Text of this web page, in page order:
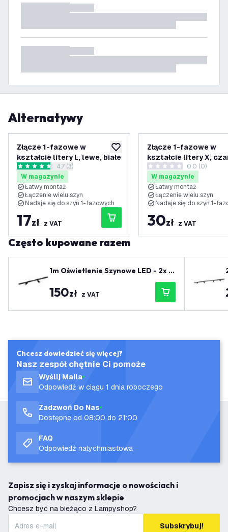
Alternatywy
dodaj do listy życzeń
Złącze 1-fazowe w
kształcie litery L, lewe, białe
otwórz panel recenzji
4.7 Gwiazdki oceny
4.7 (3)
W magazynie
Łatwy montaż
Łączenie wielu szyn
Nadaje się do szyn 1-fazowych
17zł z VAT
Złącze 1-fazowe w
kształcie litery X,
0 Gwiazdki oceny
0.0 (0)
W magazynie
Łatwy montaż
Łączenie wielu szyn
Nadaje się do szyn 1-
30zł z VAT
Często kupowane razem
1m Oświetlenie Szynowe LED - 2x R
eflektor Szynowy - Możliwość Przyc
iemniania - System Szynowy 1-fazo
150zł z VAT
Chcesz dowiedzieć się więcej?
Nasz zespół chętnie Ci pomoże
Wyślij Maila
Odpowiedź w ciągu 1 dnia roboczego
Zadzwoń Do Nas
Dostępne od 08:00 do 21:00
FAQ
Odpowiedź natychmiastowa
Zapisz się i zyskaj informacje o nowościach i
promocjach w naszym sklepie
Chcesz być na bieżąco z Lampyshop?
Subskrybuj!